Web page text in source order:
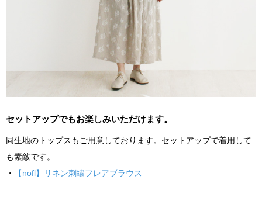
セットアップでもお楽しみいただけます。
同生地のトップスもご用意しております。セットアップで着用して
も素敵です。
・
【nofl】リネン刺繍フレアブラウス